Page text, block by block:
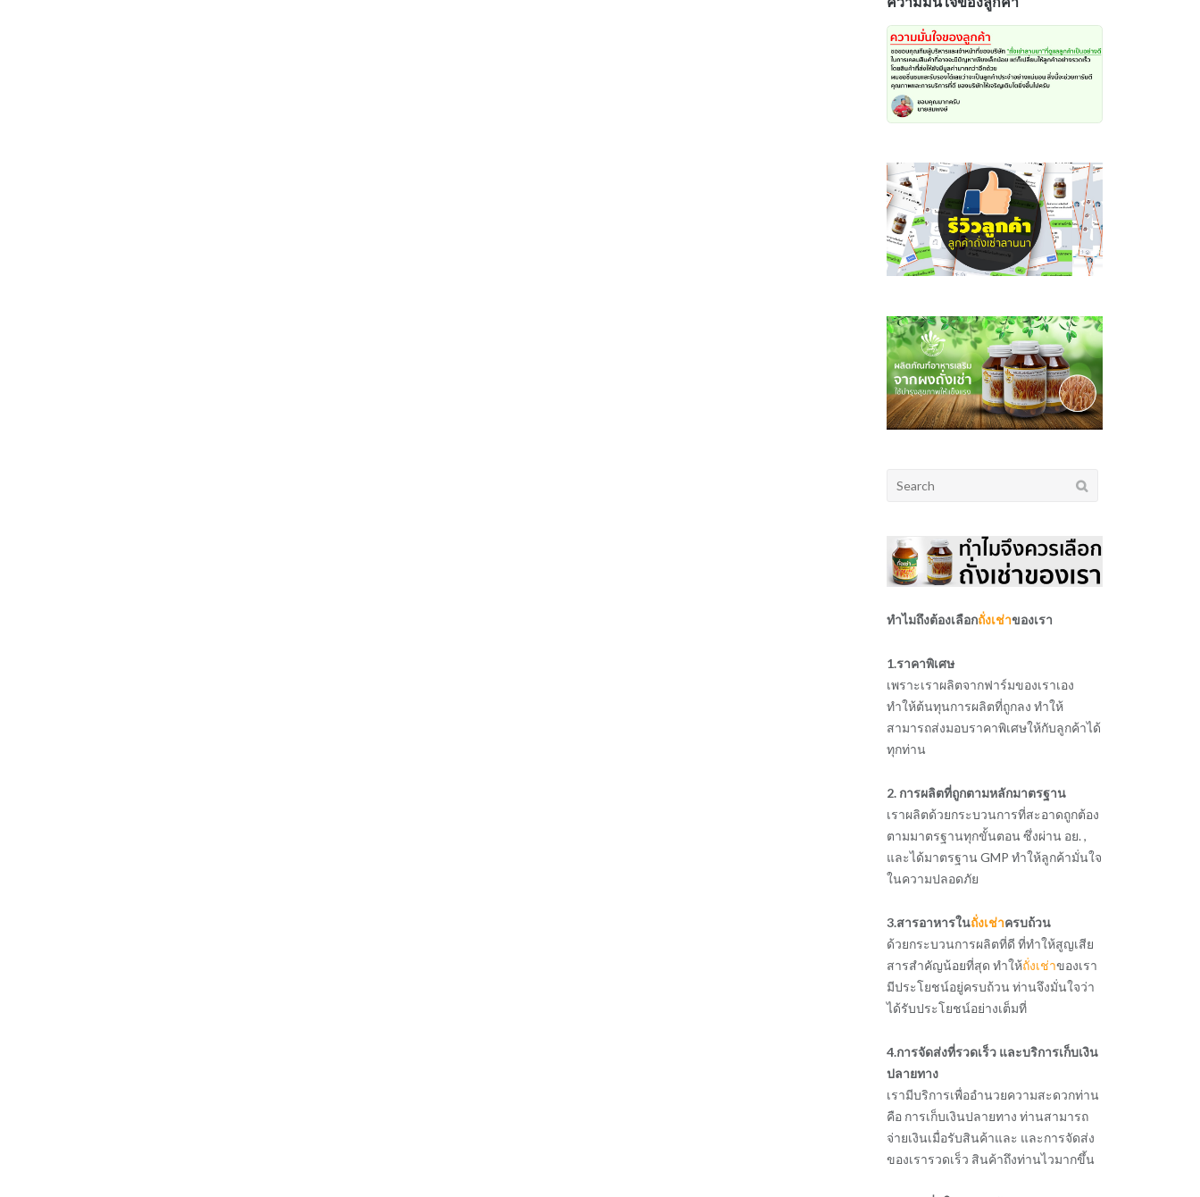
Search
ทำไมถึงต้องเลือกถั่งเช่าของเรา
1.ราคาพิเศษ
เพราะเราผลิตจากฟาร์มของเราเอง
ทำให้ต้นทุนการผลิตที่ถูกลง ทำให้
สามารถส่งมอบราคาพิเศษให้กับลูกค้าได้
ทุกท่าน
2. การผลิตที่ถูกตามหลักมาตรฐาน
เราผลิตด้วยกระบวนการที่สะอาดถูกต้อง
ตามมาตรฐานทุกขั้นตอน ซึ่งผ่าน อย. ,
และได้มาตรฐาน GMP ทำให้ลูกค้ามั่นใจ
ในความปลอดภัย
3.สารอาหารในถั่งเช่าครบถ้วน
ด้วยกระบวนการผลิตที่ดี ที่ทำให้สูญเสีย
สารสำคัญน้อยที่สุด ทำให้ถั่งเช่าของเรา
มีประโยชน์อยู่ครบถ้วน ท่านจึงมั่นใจว่า
ได้รับประโยชน์อย่างเต็มที่
4.การจัดส่งที่รวดเร็ว และบริการเก็บเงิน
ปลายทาง
เรามีบริการเพื่ออำนวยความสะดวกท่าน
คือ การเก็บเงินปลายทาง ท่านสามารถ
จ่ายเงินเมื่อรับสินค้าและ และการจัดส่ง
ของเรารวดเร็ว สินค้าถึงท่านไวมากขึ้น